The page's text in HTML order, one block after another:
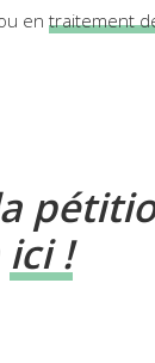
entraitement
ici !